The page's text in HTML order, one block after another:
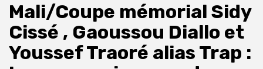
Mali/Coupe mémorial Sidy
Cissé , Gaoussou Diallo et
Youssef Traoré alias Trap :